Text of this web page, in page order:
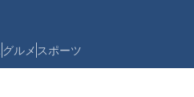
グルメ スポーツ